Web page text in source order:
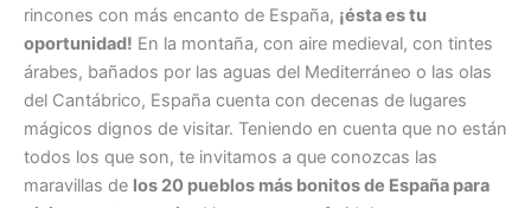
rincones con más encanto de España, ¡ésta es tu
oportunidad! En la montaña, con aire medieval, con tintes
árabes, bañados por las aguas del Mediterráneo o las olas
del Cantábrico, España cuenta con decenas de lugares
mágicos dignos de visitar. Teniendo en cuenta que no están
todos los que son, te invitamos a que conozcas las
maravillas de los 20 pueblos más bonitos de España para